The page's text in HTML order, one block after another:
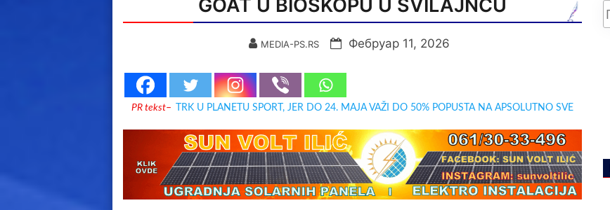
GOAT U BIOSKOPU U SVILAJNCU
MEDIA-PS.RS Фебруар 11, 2026
PR tekst– TRK U PLANETU SPORT, JER DO 24. MAJA VAŽI DO 50% POPUSTA NA APSOLUTNO SVE